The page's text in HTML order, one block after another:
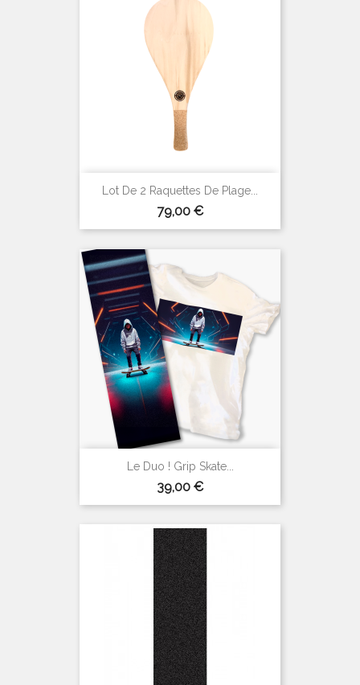
Lot De 2 Raquettes De Plage...
Prix
79,00 €
Le Duo ! Grip Skate...
Prix
39,00 €